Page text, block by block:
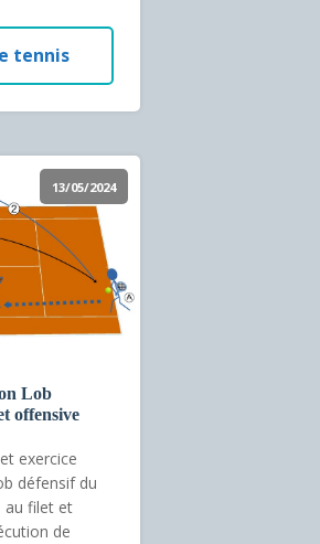
tennis
13/05/2024
Lob
offensive
exercice
défensif du
au filet et
de